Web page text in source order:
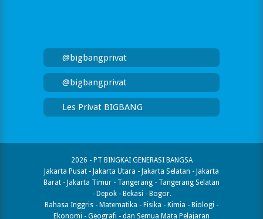
@bigbangprivat
@bigbangprivat
Les Privat BIGBANG
2026 - PT BINGKAI GENERASI BANGSA
Jakarta Pusat - Jakarta Utara - Jakarta Selatan - Jakarta
Barat - Jakarta Timur - Tangerang - Tangerang Selatan
- Depok - Bekasi - Bogor.
Bahasa Inggris - Matematika - Fisika - Kimia - Biologi -
Ekonomi - Geografi​ - dan Semua Mata Pelajaran